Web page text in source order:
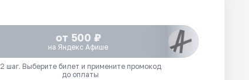
от 500 ₽
на Яндекс Афише
2 шаг. Выберите билет и примените промокод
до оплаты